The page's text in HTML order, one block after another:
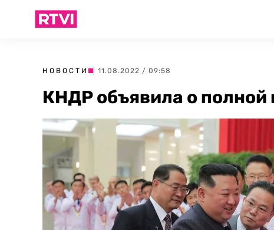
НОВОСТИ | 11.08.2022 / 09:58
КНДР объявила о полной